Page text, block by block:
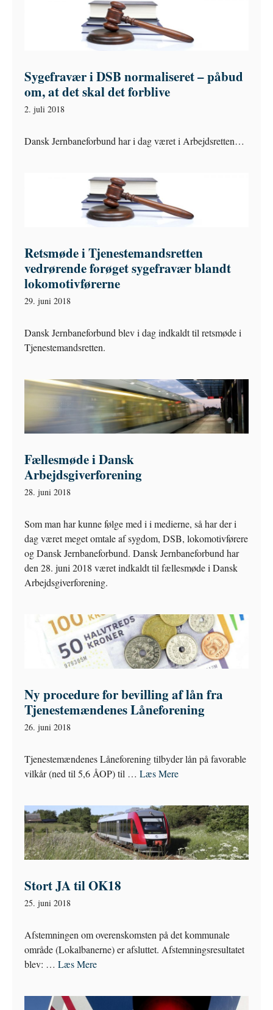
Sygefravær i DSB normaliseret – påbud
om, at det skal det forblive
2. juli 2018
Dansk Jernbaneforbund har i dag været i Arbejdsretten…
Retsmøde i Tjenestemandsretten
vedrørende forøget sygefravær blandt
lokomotivførerne
29. juni 2018
Dansk Jernbaneforbund blev i dag indkaldt til retsmøde i
Tjenestemandsretten.
Fællesmøde i Dansk
Arbejdsgiverforening
28. juni 2018
Som man har kunne følge med i i medierne, så har der i
dag været meget omtale af sygdom, DSB, lokomotivførere
og Dansk Jernbaneforbund. Dansk Jernbaneforbund har
den 28. juni 2018 været indkaldt til fællesmøde i Dansk
Arbejdsgiverforening.
Ny procedure for bevilling af lån fra
Tjenestemændenes Låneforening
26. juni 2018
Tjenestemændenes Låneforening tilbyder lån på favorable
vilkår (ned til 5,6 ÅOP) til … Læs Mere
Stort JA til OK18
25. juni 2018
Afstemningen om overenskomsten på det kommunale
område (Lokalbanerne) er afsluttet. Afstemningsresultatet
blev: … Læs Mere